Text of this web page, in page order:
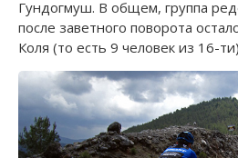
Гундогмуш. В общем, группа
после заветного поворота
Коля (то есть 9 человек из 16-ти)